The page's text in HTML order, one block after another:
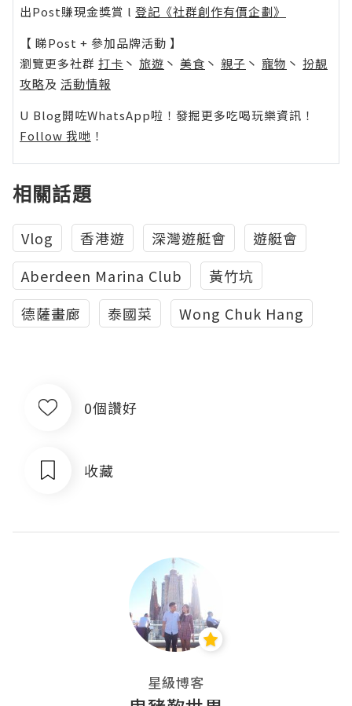
出Post賺現金獎賞 l 登記《社群創作有價企劃》
【 睇Post + 參加品牌活動 】
瀏覽更多社群 打卡 丶 旅遊 丶 美食 丶 親子 丶 寵物 丶 扮靚
攻略及 活動情報
U Blog開咗WhatsApp啦！發掘更多吃喝玩樂資訊！
Follow 我哋 ！
相關話題
Vlog 香港遊 深灣遊艇會
遊艇會
Aberdeen Marina Club
黃竹坑
德薩畫廊
泰國菜 Wong Chuk Hang
0個讚好
收藏
星級博客